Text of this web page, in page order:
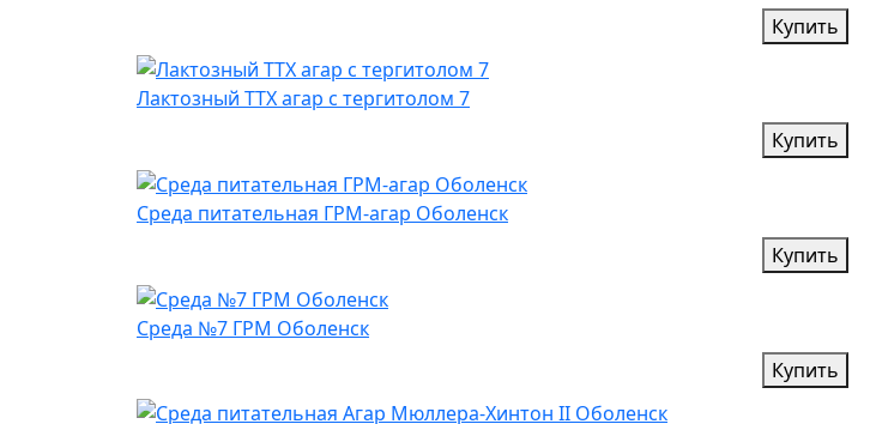
Купить
Лактозный ТТХ агар с тергитолом 7
Купить
Среда питательная ГРМ-агар Оболенск
Купить
Среда №7 ГРМ Оболенск
Купить